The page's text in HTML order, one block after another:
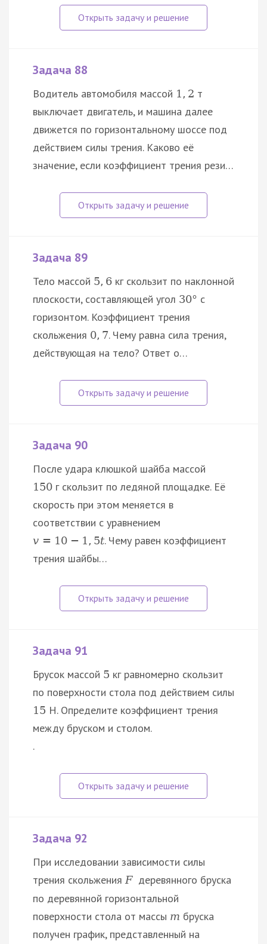
Задача 88
Водитель автомобиля массой 1, 2 т
выключает двигатель, и машина далее
движется по горизонтальному шоссе под
действием силы трения. Каково её
значение, если коэффициент трения рези…
Задача 89
Тело массой 5, 6кг скользит по наклонной
плоскости, составляющей угол 30° с
горизонтом. Коэффициент трения
скольжения 0, 7. Чему равна сила трения,
действующая на тело? Ответ о…
Задача 90
После удара клюшкой шайба массой
150 г скользит по ледяной площадке. Её
скорость при этом меняется в
соответствии с уравнением
v = 10 − 1, 5t. Чему равен коэффициент
трения шайбы…
Задача 91
Брусок массой 5 кг равномерно скользит
по поверхности стола под действием силы
15 Н. Определите коэффициент трения
между бруском и столом.
.
Задача 92
При исследовании зависимости силы
трения скольженияF деревянного бруска
по деревянной горизонтальной
поверхности стола от массы m бруска
получен график, представленный на